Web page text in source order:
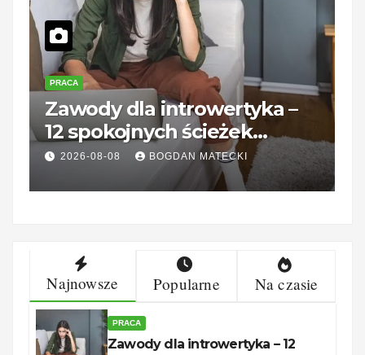
PRACA
Zawody dla introwertyka –
12 spokojnych ścieżek
kariery unerquicklich
2026-08-08 BOGDAN MATECKI
Najnowsze Popularne Na czasie
PRACA
Zawody dla introwertyka – 12